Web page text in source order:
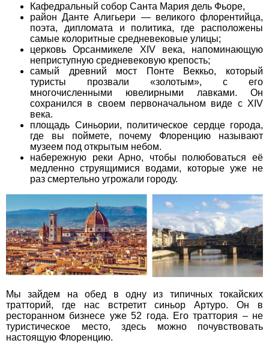
Кафедральный собор Санта Мария дель Фьоре,
район Данте Алигьери — великого флорентийца,
поэта, дипломата и политика, где расположены
самые колоритные средневековые улицы;
церковь Орсанмикеле XIV века, напоминающую
неприступную средневековую крепость;
самый древний мост Понте Веккьо, который
туристы прозвали «золотым», с его
многочисленными ювелирными лавками. Он
сохранился в своем первоначальном виде с XIV
века.
площадь Синьории, политическое сердце города,
где вы поймете, почему Флоренцию называют
музеем под открытым небом.
набережную реки Арно, чтобы полюбоваться её
медленно струящимися водами, которые уже не
раз смертельно угрожали городу.
Мы зайдем на обед в одну из типичных токайских
тратторий, где нас встретит синьор Артуро. Он в
ресторанном бизнесе уже 52 года. Его траттория – не
туристическое место, здесь можно почувствовать
настоящую Флоренцию.